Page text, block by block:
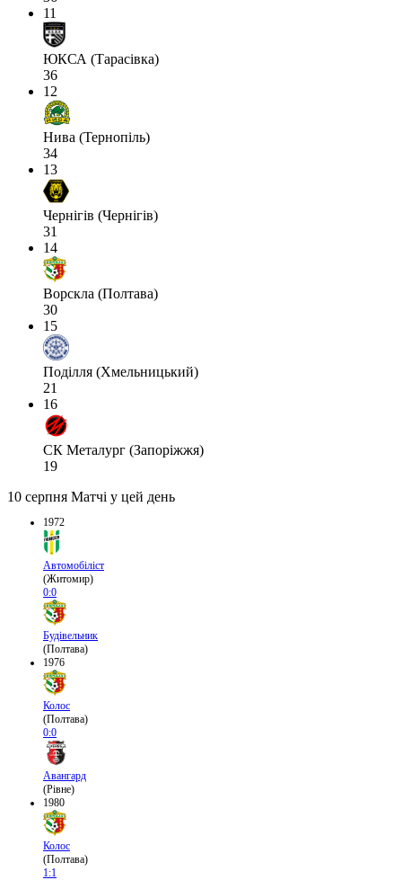
11
ЮКСА (Тарасівка)
36
12
Нива (Тернопіль)
34
13
Чернігів (Чернігів)
31
14
Ворскла (Полтава)
30
15
Поділля (Хмельницький)
21
16
СК Металург (Запоріжжя)
19
10 серпня Матчі у цей день
1972
Автомобіліст
(Житомир)
0:0
Будівельник
(Полтава)
1976
Колос
(Полтава)
0:0
Авангард
(Рівне)
1980
Колос
(Полтава)
1:1